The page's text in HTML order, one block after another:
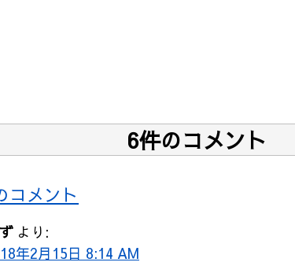
6件のコメント
メント
より:
年2月15日 8:14 AM